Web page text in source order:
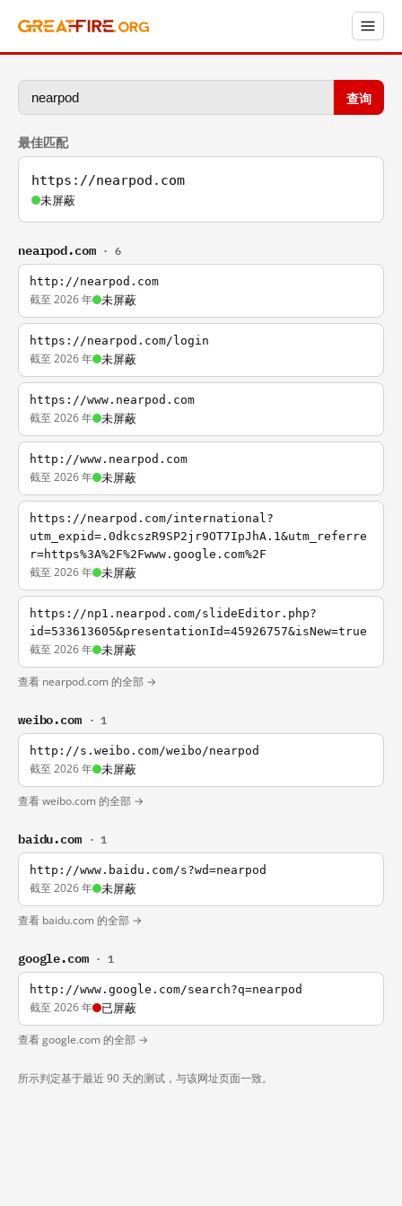
查询
最佳匹配
https://nearpod.com
未屏蔽
nearpod.com · 6
http://nearpod.com
截至 2026 年 未屏蔽
https://nearpod.com/login
截至 2026 年 未屏蔽
https://www.nearpod.com
截至 2026 年 未屏蔽
http://www.nearpod.com
截至 2026 年 未屏蔽
https://nearpod.com/international?
utm_expid=.0dkcszR9SP2jr9OT7IpJhA.1&utm_referre
r=https%3A%2F%2Fwww.google.com%2F
截至 2026 年 未屏蔽
https://np1.nearpod.com/slideEditor.php?
id=533613605&presentationId=45926757&isNew=true
截至 2026 年 未屏蔽
查看 nearpod.com 的全部 →
weibo.com · 1
http://s.weibo.com/weibo/nearpod
截至 2026 年 未屏蔽
查看 weibo.com 的全部 →
baidu.com · 1
http://www.baidu.com/s?wd=nearpod
截至 2026 年 未屏蔽
查看 baidu.com 的全部 →
google.com · 1
http://www.google.com/search?q=nearpod
截至 2026 年 已屏蔽
查看 google.com 的全部 →
所示判定基于最近 90 天的测试，与该网址页面一致。